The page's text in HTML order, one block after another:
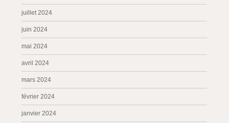
juillet 2024
juin 2024
mai 2024
avril 2024
mars 2024
février 2024
janvier 2024